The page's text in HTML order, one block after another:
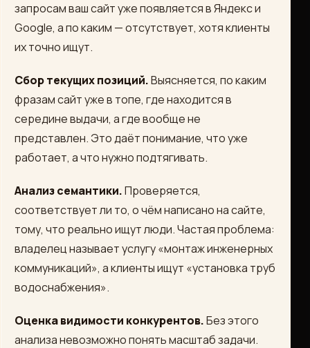
запросам ваш сайт уже появляется в Яндекс и
Google, а по каким — отсутствует, хотя клиенты
их точно ищут.
Сбор текущих позиций.Выясняется, по каким
фразам сайт уже в топе, где находится в
середине выдачи, а где вообще не
представлен. Это даёт понимание, что уже
работает, а что нужно подтягивать.
Анализ семантики.Проверяется,
соответствует ли то, о чём написано на сайте,
тому, что реально ищут люди. Частая проблема:
владелец называет услугу «монтаж инженерных
коммуникаций», а клиенты ищут «установка труб
водоснабжения».
Оценка видимости конкурентов.Без этого
анализа невозможно понять масштаб задачи.